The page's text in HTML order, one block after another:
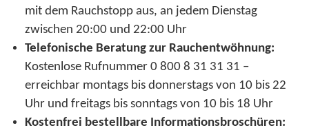
mit dem Rauchstopp aus, an jedem Dienstag
zwischen 20:00 und 22:00 Uhr
Telefonische Beratung zur Rauchentwöhnung:
Kostenlose Rufnummer 0 800 8 31 31 31 –
erreichbar montags bis donnerstags von 10 bis 22
Uhr und freitags bis sonntags von 10 bis 18 Uhr
Kostenfrei bestellbare Informationsbroschüren: